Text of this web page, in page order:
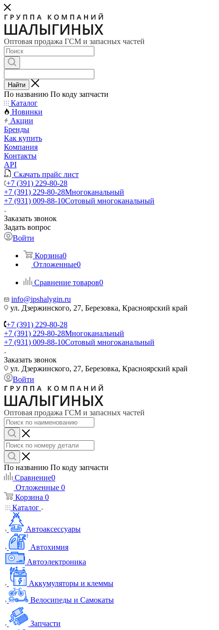
Оптовая продажа ГСМ и запасных частей
Найти
По названию По коду запчасти
Каталог
Новинки
Акции
Бренды
Как купить
Компания
Контакты
API
Скачать прайс лист
+7 (391) 229-80-28
+7 (391) 229-80-28Многоканальный
+7 (931) 009-88-10Сотовый многоканальный
Заказать звонок
Задать вопрос
Войти
Корзина0
Отложенные0
Сравнение товаров0
info@ipshalygin.ru
ул. Дзержинского, 27, Березовка, Красноярский край
+7 (391) 229-80-28
+7 (391) 229-80-28Многоканальный
+7 (931) 009-88-10Сотовый многоканальный
Заказать звонок
ул. Дзержинского, 27, Березовка, Красноярский край
Войти
Оптовая продажа ГСМ и запасных частей
По названию По коду запчасти
Сравнение0
Отложенные 0
Корзина 0
Каталог
Автоаксессуары
Автохимия
Автоэлектроника
Аккумуляторы и клеммы
Велосипеды и Самокаты
Запчасти